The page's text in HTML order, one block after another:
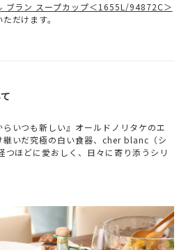
ブラン スープカップ＜1655L/94872C＞
だけます。
らいつも新しい』オールドノリタケのエ
継いだ究極の白い食器、cher blanc（シ
つほどに愛おしく、日々に寄り添うシリ